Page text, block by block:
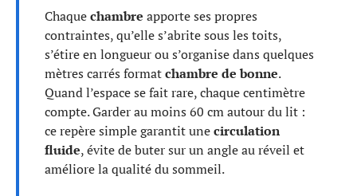
Chaquechambre apporte ses propres
contraintes, qu’elle s’abrite sous les toits,
s’étire en longueur ou s’organise dans quelques
mètres carrés formatchambre de bonne.
Quand l’espace se fait rare, chaque centimètre
compte. Garder au moins 60 cm autour du lit :
ce repère simple garantit unecirculation
fluide, évite de buter sur un angle au réveil et
améliore la qualité du sommeil.